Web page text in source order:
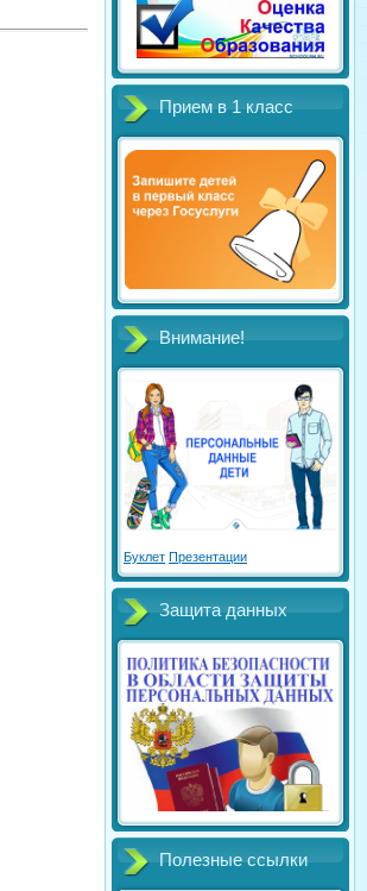
Прием в 1 класс
Внимание!
Буклет Презентации
Защита данных
Полезные ссылки